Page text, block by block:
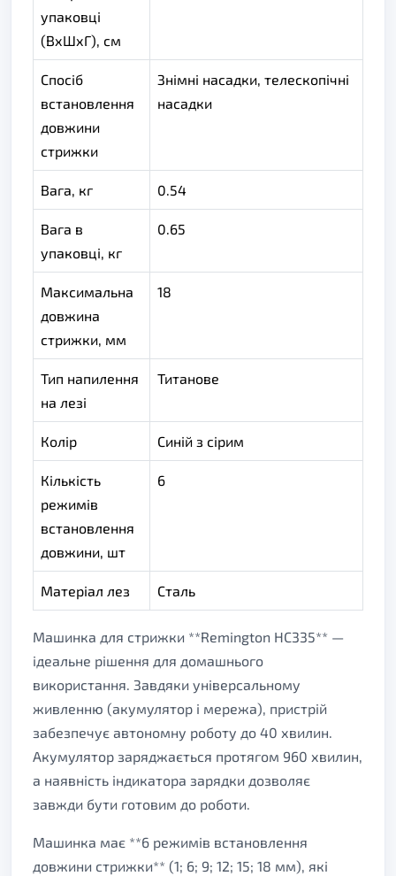
упаковці
(ВхШхГ), см
Спосіб
встановлення
довжини
стрижки
Знімні насадки, телескопічні
насадки
Вага, кг 0.54
Вага в
упаковці, кг
0.65
Максимальна
довжина
стрижки, мм
18
Тип напилення
на лезі
Титанове
Колір Синій з сірим
Кількість
режимів
встановлення
довжини, шт
6
Матеріал лез Сталь
Машинка для стрижки **Remington HC335** —
ідеальне рішення для домашнього
використання. Завдяки універсальному
живленню (акумулятор і мережа), пристрій
забезпечує автономну роботу до 40 хвилин.
Акумулятор заряджається протягом 960 хвилин,
а наявність індикатора зарядки дозволяє
завжди бути готовим до роботи.
Машинка має **6 режимів встановлення
довжини стрижки** (1; 6; 9; 12; 15; 18 мм), які